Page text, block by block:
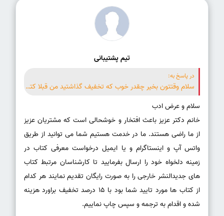
تیم پشتیبانی
در پاسخ به:
سلام وقتتون بخیر چقدر خوب که تخفیف گذاشتید من قبلا کتابی را پیش شما ترجمه و به چاپ رسوندم و خیلی راضی بودم چگونه می تونم کتاب جدید از شما بگیرم و شما با تخفیف برام ترجمه کنید و به چاپ برسونیم. ممنون میشم سریع پاسخ بدهید چون می خواهم از تخفیف استفاده کنم.
خانم دکتر عزیز باعث افتخار و خوشحالی است که مشتریان عزیز
از ما راضی هستند. ما در خدمت هستیم شما می توانید از طریق
واتس آپ و اینستاگرام و یا ایمیل درخواست معرفی کتاب در
زمینه دلخواه خود را ارسال بفرمایید تا کارشناسان مرتبط کتاب
های جدیدالنشر خارجی را به صورت رایگان تقدیم نمایند هر کدام
از کتاب ها مورد تایید شما بود با 15 درصد تخفیف براورد هزینه